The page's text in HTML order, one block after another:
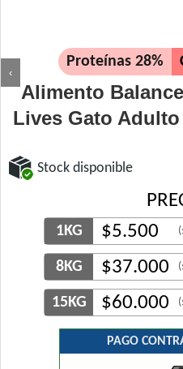
‹
Proteínas 28%
Alimento
Lives Gato
Stock disponible
1KG $5.500
8KG $37.000
15KG $60.000
PAGO